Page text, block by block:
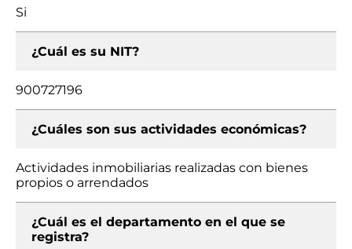
Si
¿Cuál es su NIT?
900727196
¿Cuáles son sus actividades económicas?
Actividades inmobiliarias realizadas con bienes
propios o arrendados
¿Cuál es el departamento en el que se
registra?